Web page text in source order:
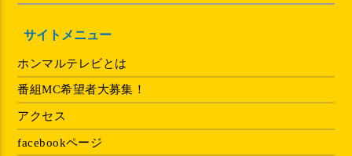
サイトメニュー
ホンマルテレビとは
番組MC希望者大募集！
アクセス
facebookページ